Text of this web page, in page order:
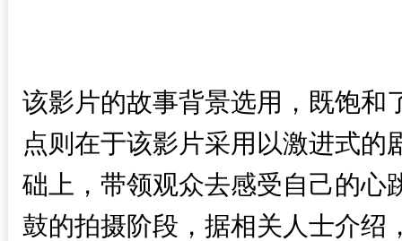
该影片的故事背景选用，既饱和
点则在于该影片采用以激进式
础上，带领观众去感受自己的心
鼓的拍摄阶段，据相关人士介绍